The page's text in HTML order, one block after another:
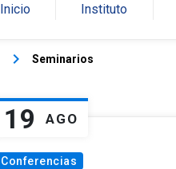
Inicio Instituto
keyboard_arrow_right Seminarios
19 AGO
Conferencias